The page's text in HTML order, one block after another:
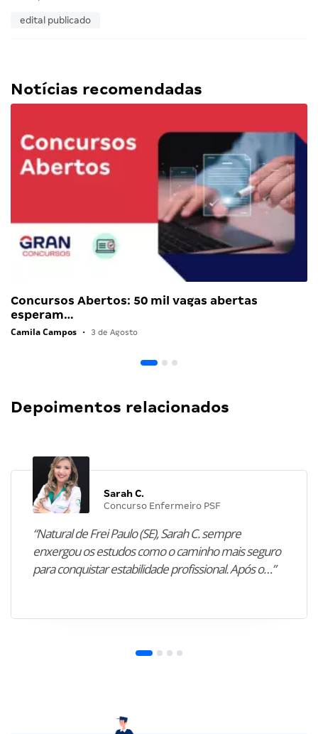
edital publicado
Notícias recomendadas
Concursos Abertos: 50 mil vagas abertas
esperam…
Camila Campos • 3 de Agosto
Depoimentos relacionados
Sarah C.
Concurso Enfermeiro PSF
“Natural de Frei Paulo (SE), Sarah C. sempre
enxergou os estudos como o caminho mais seguro
para conquistar estabilidade profissional. Após o…”